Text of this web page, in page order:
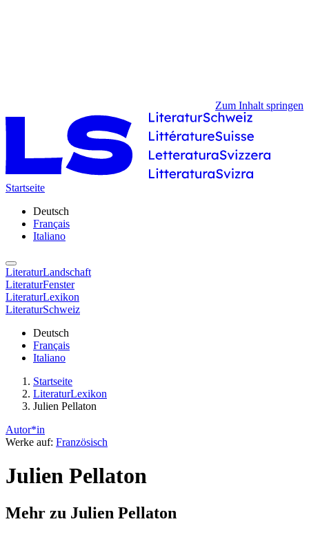
Zum Inhalt springen
Startseite
Deutsch
Français
Italiano
LiteraturLandschaft
LiteraturFenster
LiteraturLexikon
LiteraturSchweiz
Deutsch
Français
Italiano
Startseite
LiteraturLexikon
Julien Pellaton
Autor*in
Werke auf: Französisch
Julien Pellaton
Mehr zu Julien Pellaton